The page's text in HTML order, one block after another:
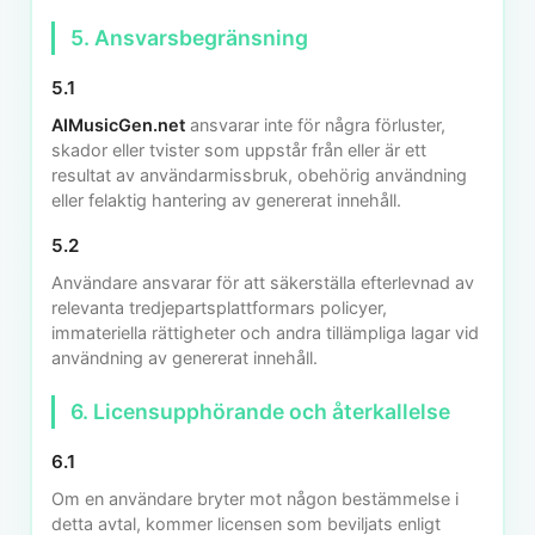
5. Ansvarsbegränsning
5.1
AIMusicGen.net ansvarar inte för några förluster,
skador eller tvister som uppstår från eller är ett
resultat av användarmissbruk, obehörig användning
eller felaktig hantering av genererat innehåll.
5.2
Användare ansvarar för att säkerställa efterlevnad av
relevanta tredjepartsplattformars policyer,
immateriella rättigheter och andra tillämpliga lagar vid
användning av genererat innehåll.
6. Licensupphörande och återkallelse
6.1
Om en användare bryter mot någon bestämmelse i
detta avtal, kommer licensen som beviljats enligt